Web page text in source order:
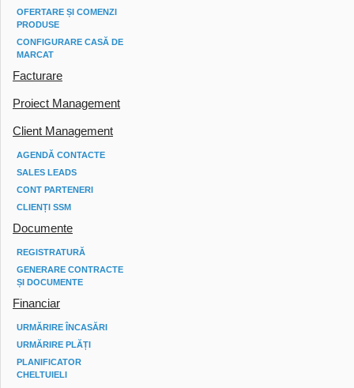
OFERTARE ȘI COMENZI
PRODUSE
CONFIGURARE CASĂ DE
MARCAT
Facturare
Proiect Management
Client Management
AGENDĂ CONTACTE
SALES LEADS
CONT PARTENERI
CLIENȚI SSM
Documente
REGISTRATURĂ
GENERARE CONTRACTE
ȘI DOCUMENTE
Financiar
URMĂRIRE ÎNCASĂRI
URMĂRIRE PLĂȚI
PLANIFICATOR
CHELTUIELI